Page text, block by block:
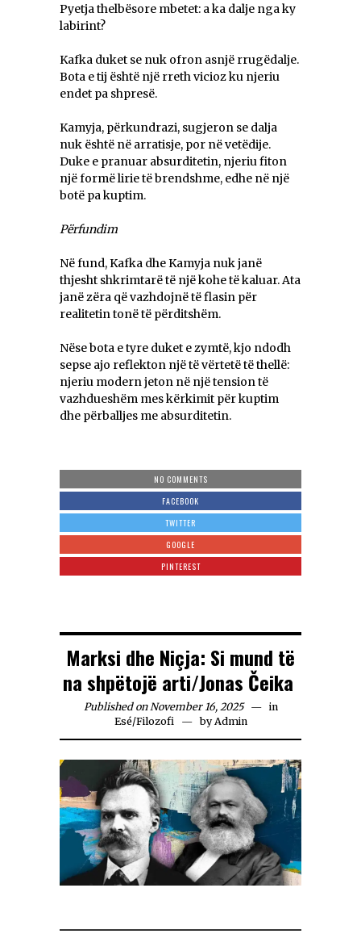
Pyetja thelbësore mbetet: a ka dalje nga ky
labirint?
Kafka duket se nuk ofron asnjë rrugëdalje.
Bota e tij është një rreth vicioz ku njeriu
endet pa shpresë.
Kamyja, përkundrazi, sugjeron se dalja
nuk është në arratisje, por në vetëdije.
Duke e pranuar absurditetin, njeriu fiton
një formë lirie të brendshme, edhe në një
botë pa kuptim.
Përfundim
Në fund, Kafka dhe Kamyja nuk janë
thjesht shkrimtarë të një kohe të kaluar. Ata
janë zëra që vazhdojnë të flasin për
realitetin tonë të përditshëm.
Nëse bota e tyre duket e zymtë, kjo ndodh
sepse ajo reflekton një të vërtetë të thellë:
njeriu modern jeton në një tension të
vazhdueshëm mes kërkimit për kuptim
dhe përballjes me absurditetin.
NO COMMENTS
FACEBOOK
TWITTER
GOOGLE
PINTEREST
Marksi dhe Niçja: Si mund të
na shpëtojë arti/Jonas Čeika
Published on November 16, 2025
in
Esé/Filozofi byAdmin